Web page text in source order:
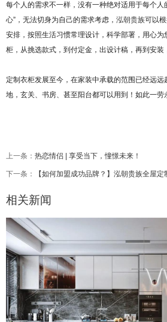
每个人的需求不一样，没有一种绝对适用于每个人
心”，无法切身为自己的需求考虑， 泓朝贵族可以
安排，按照生活习惯常理设计，科学部署，用心
柜，从挑选款式，到付定金，出设计稿，再到安装
定制衣柜发展至今，在家装中承载的范围已经远
地，玄关、书房、甚至阳台都可以用到！如此一劳
上一条： 热恋情侣 | 享受当下，憧憬未来！
下一条： 【如何加盟成功品牌？】泓朝贵族全屋
相关新闻